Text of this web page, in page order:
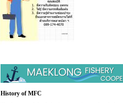
History of MFC